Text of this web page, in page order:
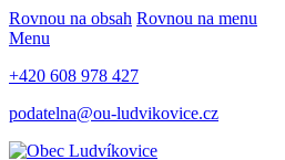
Rovnou na obsah Rovnou na menu
Menu
+420 608 978 427
podatelna@ou-ludvikovice.cz